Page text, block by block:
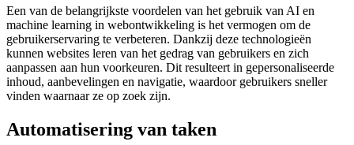
Een van de belangrijkste voordelen van het gebruik van AI en
machine learning in webontwikkeling is het vermogen om de
gebruikerservaring te verbeteren. Dankzij deze technologieën
kunnen websites leren van het gedrag van gebruikers en zich
aanpassen aan hun voorkeuren. Dit resulteert in gepersonaliseerde
inhoud, aanbevelingen en navigatie, waardoor gebruikers sneller
vinden waarnaar ze op zoek zijn.
Automatisering van taken